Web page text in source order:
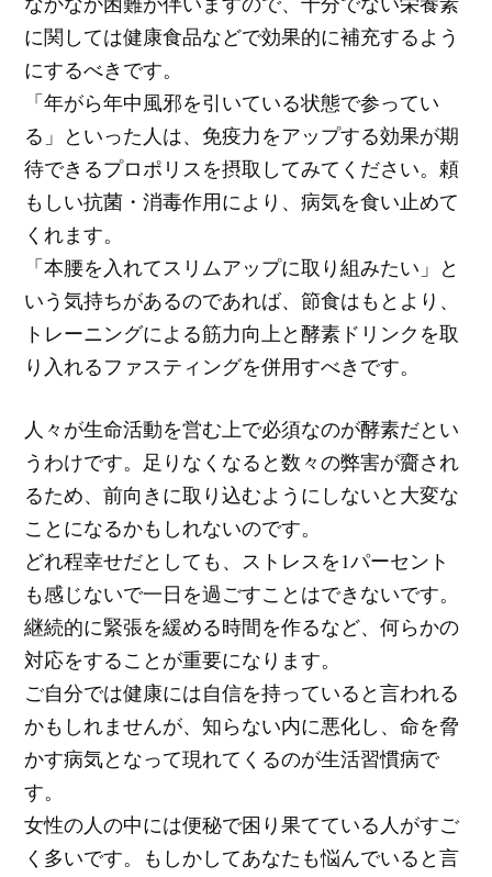
に関しては健康食品などで効果的に補充するよう
にするべきです。
「年がら年中風邪を引いている状態で参ってい
る」といった人は、免疫力をアップする効果が期
待できるプロポリスを摂取してみてください。頼
もしい抗菌・消毒作用により、病気を食い止めて
くれます。
「本腰を入れてスリムアップに取り組みたい」と
いう気持ちがあるのであれば、節食はもとより、
トレーニングによる筋力向上と酵素ドリンクを取
り入れるファスティングを併用すべきです。
人々が生命活動を営む上で必須なのが酵素だとい
うわけです。足りなくなると数々の弊害が齎され
るため、前向きに取り込むようにしないと大変な
ことになるかもしれないのです。
どれ程幸せだとしても、ストレスを1パーセント
も感じないで一日を過ごすことはできないです。
継続的に緊張を緩める時間を作るなど、何らかの
対応をすることが重要になります。
ご自分では健康には自信を持っていると言われる
かもしれませんが、知らない内に悪化し、命を脅
かす病気となって現れてくるのが生活習慣病で
す。
女性の人の中には便秘で困り果てている人がすご
く多いです。もしかしてあなたも悩んでいると言